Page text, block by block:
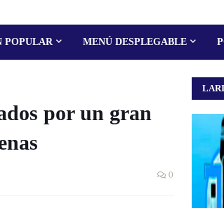
POPULAR MENÚ DESPLEGABLE
por un gran
0